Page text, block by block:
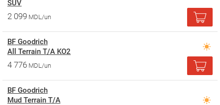
SUV
2 099 MDL/un
BF Goodrich
All Terrain T/A KO2
4 776 MDL/un
BF Goodrich
Mud Terrain T/A